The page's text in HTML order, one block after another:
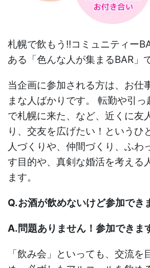
札幌で飲もう!!コミュニティー
ある「色んな人が集まるBAR」
当企画に参加される方は、お仕
まな人ばかりです。 転勤や引
で札幌に来た、など、近くに友
り、交友を広げたい！というひ
人づくりや、仲間づくり、ふわ
す目的や、真剣な婚活を考える
ます。
Q.お酒が飲めないけど参加でき
A.問題ありません！参加できま
「飲み会」といっても、交流を